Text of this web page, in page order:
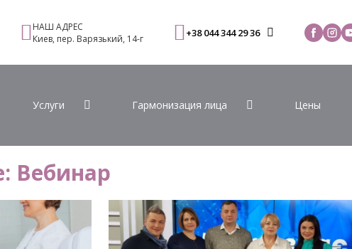
НАШ АДРЕС
Киев, пер. Варязький, 14-г
+38 044 344 29 36
Услуги Гармонизация лица Цены
Вебинар